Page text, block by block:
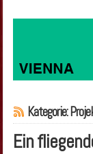
Kategorie:
Ein